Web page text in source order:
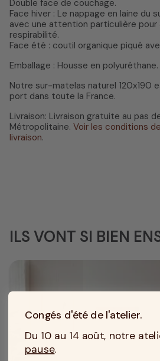
Double face de couchage.
Face hiver : Le nappage en laine du
avec une attention particulière pour
respirabilité.
Face été : coutil organique piqué
Emballage : Housse en polyuréthane.
Notre sur-matelas naturel 120x190
port dans toute la France.
Livraison: Livraison gratuite au pas
Métropolitaine. Voir les conditions
livraison.
ILS VONT SI BIEN
Congés d'été de l'atelier.
Du 10 au 14 août, notre
pause.